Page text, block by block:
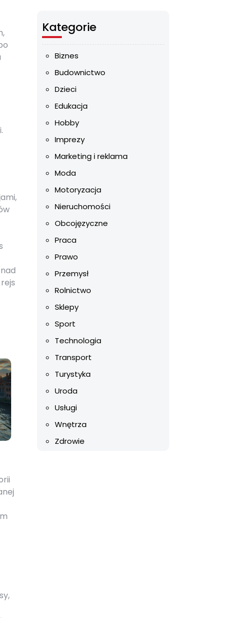
Kategorie
Biznes
Budownictwo
Dzieci
Edukacja
Hobby
Imprezy
Marketing i reklama
Moda
Motoryzacja
Nieruchomości
Obcojęzyczne
Praca
Prawo
Przemysł
Rolnictwo
Sklepy
Sport
Technologia
Transport
Turystyka
Uroda
Usługi
Wnętrza
Zdrowie